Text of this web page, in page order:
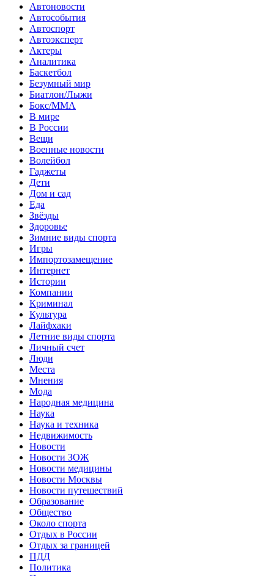
Автоновости
Автособытия
Автоспорт
Автоэксперт
Актеры
Аналитика
Баскетбол
Безумный мир
Биатлон/Лыжи
Бокс/MMA
В мире
В России
Вещи
Военные новости
Волейбол
Гаджеты
Дети
Дом и сад
Еда
Звёзды
Здоровье
Зимние виды спорта
Игры
Импортозамещение
Интернет
Истории
Компании
Криминал
Культура
Лайфхаки
Летние виды спорта
Личный счет
Люди
Места
Мнения
Мода
Народная медицина
Наука
Наука и техника
Недвижимость
Новости
Новости ЗОЖ
Новости медицины
Новости Москвы
Новости путешествий
Образование
Общество
Около спорта
Отдых в России
Отдых за границей
ПДД
Политика